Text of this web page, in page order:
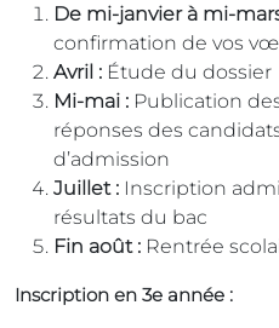
De mi-janvier à mi-
confirmation de vos
Avril : Étude du dossier
Mi-mai : Publication
réponses des
d’admission
Juillet : Inscription
résultats du bac
Fin août : Rentrée
Inscription en 3e année :